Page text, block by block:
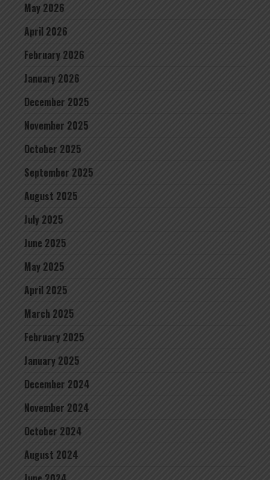
May 2026
April 2026
February 2026
January 2026
December 2025
November 2025
October 2025
September 2025
August 2025
July 2025
June 2025
May 2025
April 2025
March 2025
February 2025
January 2025
December 2024
November 2024
October 2024
August 2024